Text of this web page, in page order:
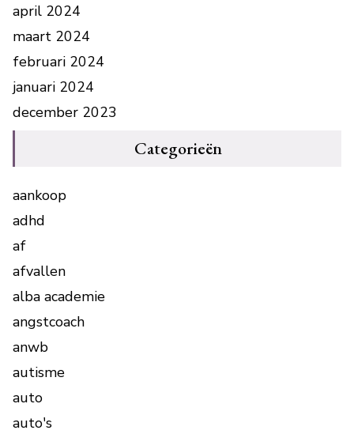
april 2024
maart 2024
februari 2024
januari 2024
december 2023
Categorieën
aankoop
adhd
af
afvallen
alba academie
angstcoach
anwb
autisme
auto
auto's